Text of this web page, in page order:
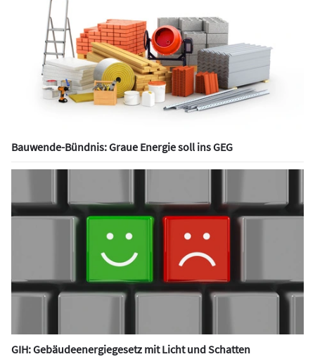
Bauwende-Bündnis: Graue Energie soll ins GEG
GIH: Gebäudeenergiegesetz mit Licht und Schatten